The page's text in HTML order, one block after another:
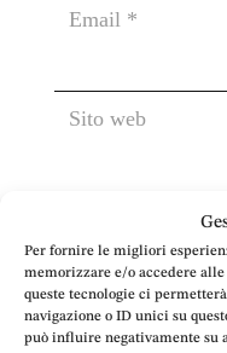
Per fornire le migliori
memorizzare e/o accedere
queste tecnologie ci
navigazione o ID unici su
può influire negativamente su